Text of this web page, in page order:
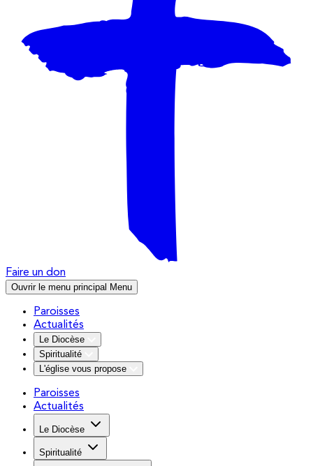
Faire un don
Ouvrir le menu principal Menu
Paroisses
Actualités
Le Diocèse
Spiritualité
L'église vous propose
Paroisses
Actualités
Le Diocèse
Spiritualité